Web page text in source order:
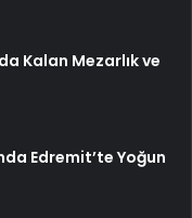
Kalan Mezarlık ve
Edremit’te Yoğun